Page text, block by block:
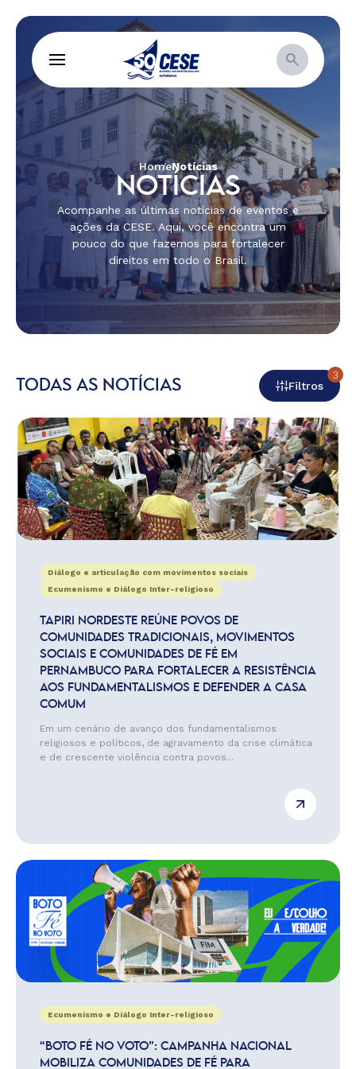
HomeNotícias
NOTÍCIAS
Acompanhe as últimas notícias de eventos e
ações da CESE. Aqui, você encontra um
pouco do que fazemos para fortalecer
direitos em todo o Brasil.
TODAS AS NOTÍCIAS Filtros
3
Diálogo e articulação com movimentos sociais
Ecumenismo e Diálogo Inter-religioso
TAPIRI NORDESTE REÚNE POVOS DE
COMUNIDADES TRADICIONAIS, MOVIMENTOS
SOCIAIS E COMUNIDADES DE FÉ EM
PERNAMBUCO PARA FORTALECER A RESISTÊNCIA
AOS FUNDAMENTALISMOS E DEFENDER A CASA
COMUM
Em um cenário de avanço dos fundamentalismos
religiosos e políticos, de agravamento da crise climática
e de crescente violência contra povos...
Ecumenismo e Diálogo Inter-religioso
“BOTO FÉ NO VOTO”: CAMPANHA NACIONAL
MOBILIZA COMUNIDADES DE FÉ PARA